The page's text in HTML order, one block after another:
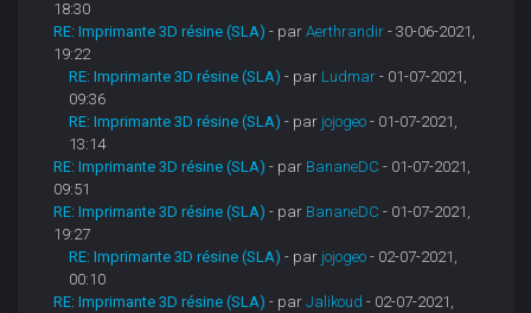
18:30
RE: Imprimante 3D résine (SLA) - parAerthrandir - 30-06-2021,
19:22
RE: Imprimante 3D résine (SLA) - par Ludmar - 01-07-2021,
09:36
RE: Imprimante 3D résine (SLA) - par jojogeo - 01-07-2021,
13:14
RE: Imprimante 3D résine (SLA) - par BananeDC - 01-07-2021,
09:51
RE: Imprimante 3D résine (SLA) - par BananeDC - 01-07-2021,
19:27
RE: Imprimante 3D résine (SLA) - par jojogeo - 02-07-2021,
00:10
RE: Imprimante 3D résine (SLA) - parJalikoud - 02-07-2021,